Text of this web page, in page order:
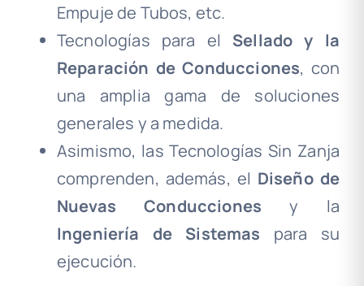
Empuje de Tubos, etc.
Tecnologías para el Sellado y la
Reparación de Conducciones, con
una amplia gama de soluciones
generales y a medida.
Asimismo, las Tecnologías Sin Zanja
comprenden, además, el Diseño de
Nuevas Conducciones y la
Ingeniería de Sistemas para su
ejecución.